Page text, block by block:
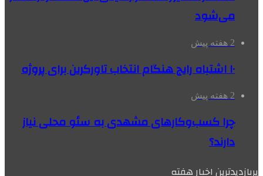
می‌شود
2 هفته پیش
۱۰ اشتباه رایج هنگام انتخاب تاورکرین برای پروژه
2 هفته پیش
چرا کسب‌وکارهای مشهدی به سئو محلی نیاز
دارند؟
پربازدیدترین اخبار هفته